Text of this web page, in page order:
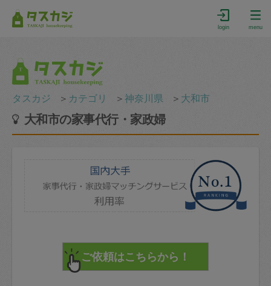
login menu
タスカジ ＞ カテゴリ ＞神奈川県 ＞ 大和市
大和市の家事代行・家政婦